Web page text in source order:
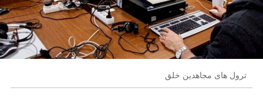
ترول های مجاهدین خلق